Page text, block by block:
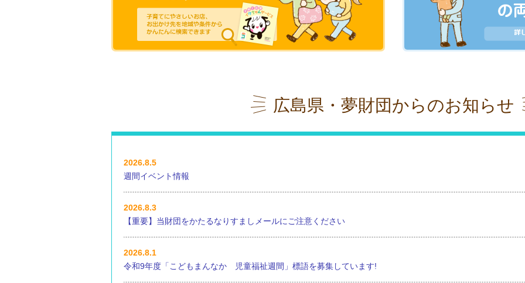
広島県・夢財団からのお知らせ
2026.8.5
週間イベント情報
2026.8.3
【重要】当財団をかたるなりすましメールにご注意ください
2026.8.1
令和9年度「こどもまんなか 児童福祉週間」標語を募集しています!